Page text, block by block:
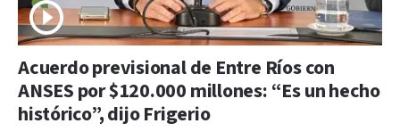
Acuerdo previsional de Entre Ríos con
ANSES por $120.000 millones: “Es un hecho
histórico”, dijo Frigerio